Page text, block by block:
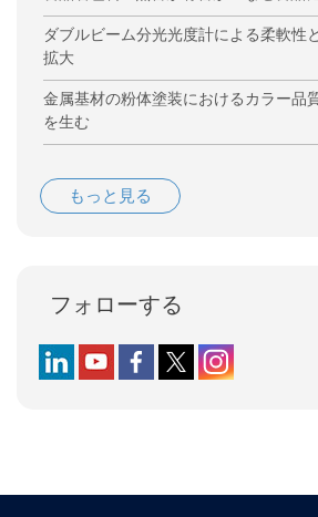
ダブルビーム分光光度計による柔軟性
拡大
金属基材の粉体塗装におけるカラー品
を生む
もっと見る
フォローする
Follow us on LinkedIn
Follow us on YouTube
Follow us on Facebook
Follow us on X
Follow us on